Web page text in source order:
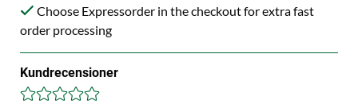
Choose Expressorder in the checkout for extra fast
order processing
Kundrecensioner